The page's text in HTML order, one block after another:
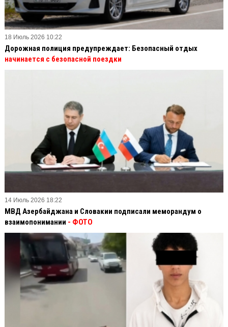
18 Июль 2026 10:22
Дорожная полиция предупреждает: Безопасный отдых
начинается с безопасной поездки
14 Июль 2026 18:22
МВД Азербайджана и Словакии подписали меморандум о
взаимопонимании - ФОТО